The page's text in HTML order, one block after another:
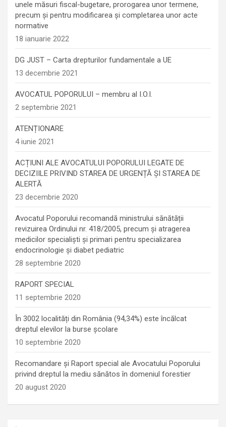
unele măsuri fiscal-bugetare, prorogarea unor termene,
precum şi pentru modificarea şi completarea unor acte
normative
18 ianuarie 2022
DG JUST – Carta drepturilor fundamentale a UE
13 decembrie 2021
AVOCATUL POPORULUI – membru al I.O.I.
2 septembrie 2021
ATENȚIONARE
4 iunie 2021
ACȚIUNI ALE AVOCATULUI POPORULUI LEGATE DE
DECIZIILE PRIVIND STAREA DE URGENȚĂ ȘI STAREA DE
ALERTĂ
23 decembrie 2020
Avocatul Poporului recomandă ministrului sănătății
revizuirea Ordinului nr. 418/2005, precum și atragerea
medicilor specialiști și primari pentru specializarea
endocrinologie şi diabet pediatric
28 septembrie 2020
RAPORT SPECIAL
11 septembrie 2020
În 3002 localități din România (94,34%) este încălcat
dreptul elevilor la burse școlare
10 septembrie 2020
Recomandare și Raport special ale Avocatului Poporului
privind dreptul la mediu sănătos în domeniul forestier
20 august 2020